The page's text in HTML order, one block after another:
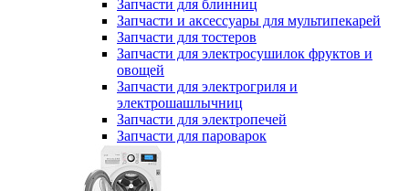
Запчасти для блинниц
Запчасти и аксессуары для мультипекарей
Запчасти для тостеров
Запчасти для электросушилок фруктов и
овощей
Запчасти для электрогриля и
электрошашлычниц
Запчасти для электропечей
Запчасти для пароварок